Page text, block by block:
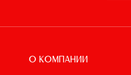
О КОМПАНИИ